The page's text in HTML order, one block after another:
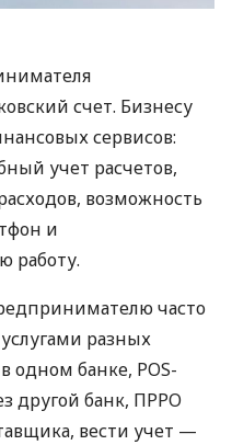
счет. Бизнесу
сервисов:
учет расчетов,
возможность
и
работу.
часто
разных
одном банке, POS-
другой банк, ПРРО
вести учет —